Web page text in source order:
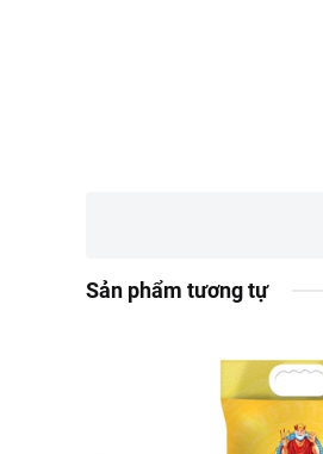
Sản phẩm tương tự